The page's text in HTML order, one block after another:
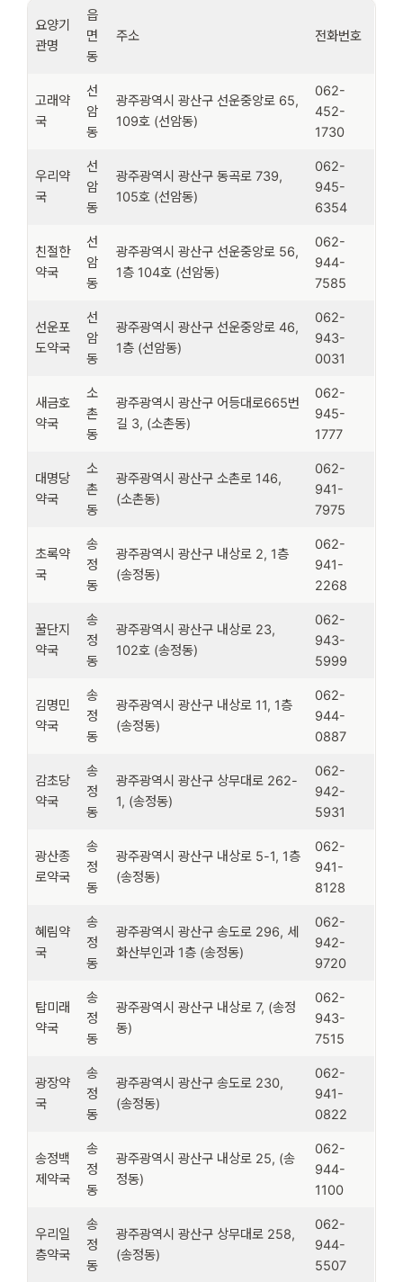
요양기
관명
읍
면
동
주소 전화번호
고래약
국
선
암
동
광주광역시 광산구 선운중앙로 65,
109호 (선암동)
062-
452-
1730
우리약
국
선
암
동
광주광역시 광산구 동곡로 739,
105호 (선암동)
062-
945-
6354
친절한
약국
선
암
동
광주광역시 광산구 선운중앙로 56,
1층 104호 (선암동)
062-
944-
7585
선운포
도약국
선
암
동
광주광역시 광산구 선운중앙로 46,
1층 (선암동)
062-
943-
0031
새금호
약국
소
촌
동
광주광역시 광산구 어등대로665번
길 3, (소촌동)
062-
945-
1777
대명당
약국
소
촌
동
광주광역시 광산구 소촌로 146,
(소촌동)
062-
941-
7975
초록약
국
송
정
동
광주광역시 광산구 내상로 2, 1층
(송정동)
062-
941-
2268
꿀단지
약국
송
정
동
광주광역시 광산구 내상로 23,
102호 (송정동)
062-
943-
5999
김명민
약국
송
정
동
광주광역시 광산구 내상로 11, 1층
(송정동)
062-
944-
0887
감초당
약국
송
정
동
광주광역시 광산구 상무대로 262-
1, (송정동)
062-
942-
5931
광산종
로약국
송
정
동
광주광역시 광산구 내상로 5-1, 1층
(송정동)
062-
941-
8128
혜림약
국
송
정
동
광주광역시 광산구 송도로 296, 세
화산부인과 1층 (송정동)
062-
942-
9720
탑미래
약국
송
정
동
광주광역시 광산구 내상로 7, (송정
동)
062-
943-
7515
광장약
국
송
정
동
광주광역시 광산구 송도로 230,
(송정동)
062-
941-
0822
송정백
제약국
송
정
동
광주광역시 광산구 내상로 25, (송
정동)
062-
944-
1100
우리일
층약국
송
정
동
광주광역시 광산구 상무대로 258,
(송정동)
062-
944-
5507